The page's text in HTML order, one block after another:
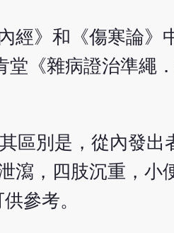
經》和《傷寒論》
《雜病證治準繩
區別是，從內發出
瀉，四肢沉重，小
參考。